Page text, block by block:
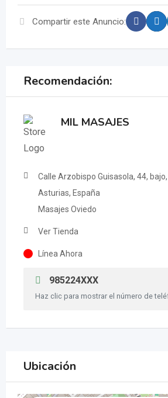
Compartir este Anuncio:
Recomendación:
MIL MASAJES
Calle Arzobispo Guisasola, 44,
Asturias, España
Masajes Oviedo
Ver Tienda
Línea Ahora
985224XXX
Haz clic para mostrar el número de
Ubicación